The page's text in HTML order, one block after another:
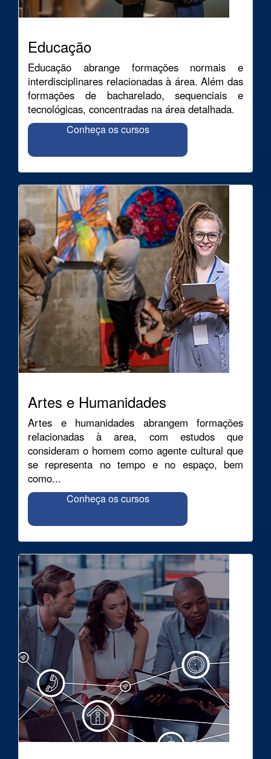
Educação
Educação abrange formações normais e
interdisciplinares relacionadas à área. Além das
formações de bacharelado, sequenciais e
tecnológicas, concentradas na área detalhada.
Conheça os cursos
Artes e Humanidades
Artes e humanidades abrangem formações
relacionadas à area, com estudos que
consideram o homem como agente cultural que
se representa no tempo e no espaço, bem
como...
Conheça os cursos